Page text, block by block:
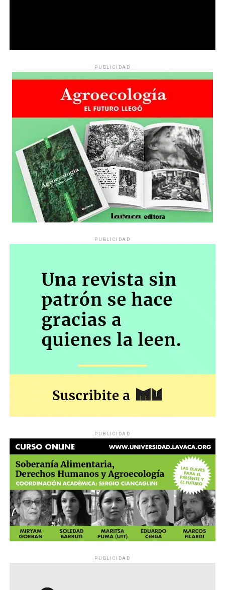
PUBLICIDAD
PUBLICIDAD
PUBLICIDAD
PUBLICIDAD